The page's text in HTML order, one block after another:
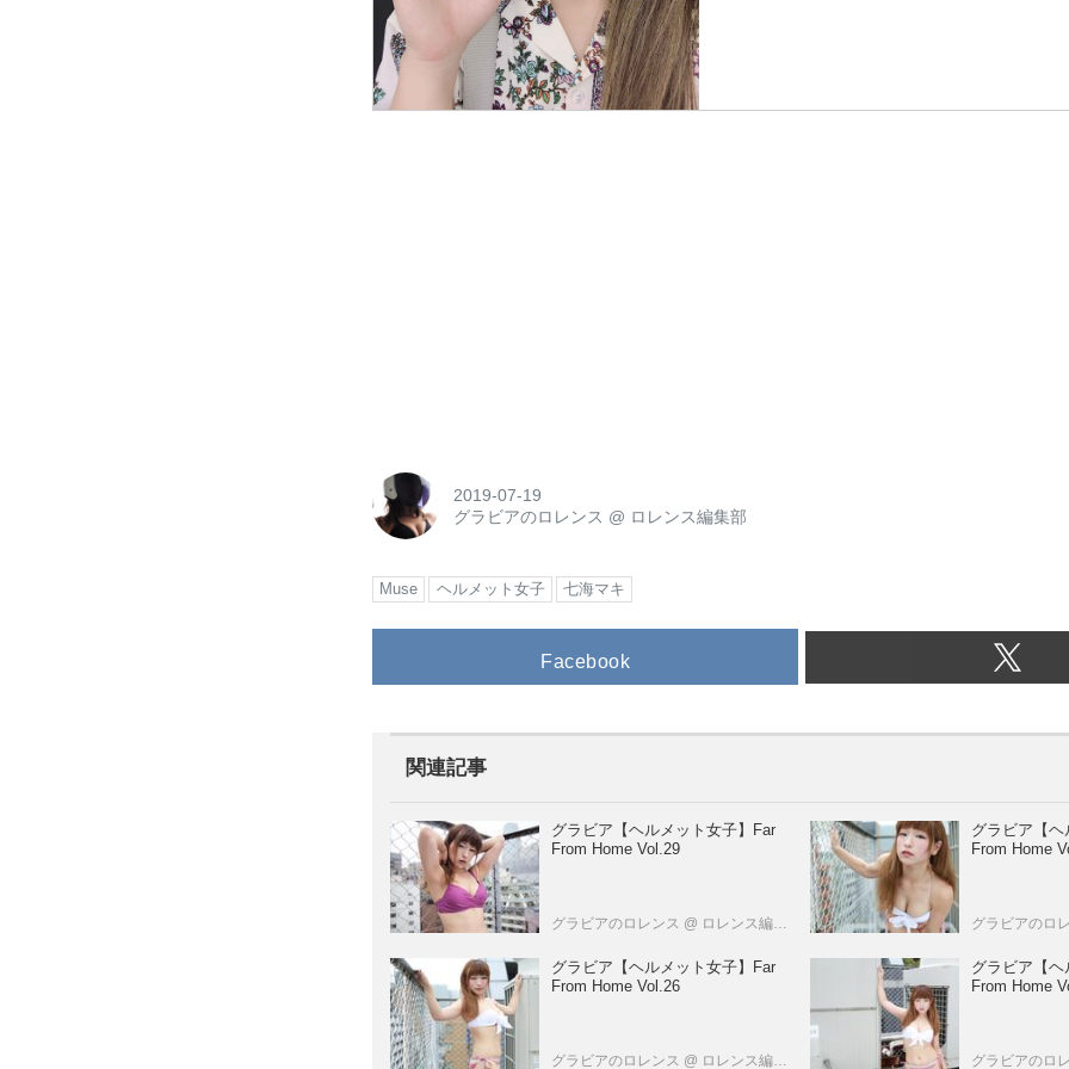
2019-07-19
グラビアのロレンス @ ロレンス編集部
Muse ヘルメット女子 七海マキ
Facebook
関連記事
グラビア【ヘルメット女子】Far
From Home Vol.29
グラビアのロレンス @ ロレンス編集部
グラビア【
From Home
グラビアのロ
グラビア【ヘルメット女子】Far
From Home Vol.26
グラビアのロレンス @ ロレンス編集部
グラビア【
From Home
グラビアのロ